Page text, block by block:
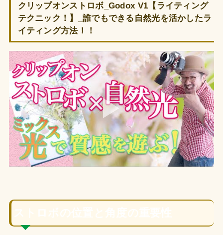
クリップオンストロボ_Godox V1【ライティング
テクニック！】_誰でもできる自然光を活かしたラ
イティング方法！！